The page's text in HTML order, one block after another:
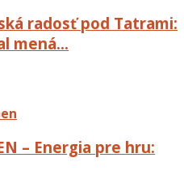
radosť pod Tatrami:
mená…
– Energia pre hru: